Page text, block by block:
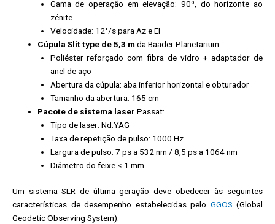
Gama de operação em elevação: 90º, do horizonte ao
zénite
Velocidade: 12°/s para Az e El
Cúpula Slit type de 5,3 m da Baader Planetarium:
Poliéster reforçado com fibra de vidro + adaptador de
anel de aço
Abertura da cúpula: aba inferior horizontal e obturador
Tamanho da abertura: 165 cm
Pacote de sistema laser Passat:
Tipo de laser: Nd:YAG
Taxa de repetição de pulso: 1000 Hz
Largura de pulso: 7 ps a 532 nm / 8,5 ps a 1064 nm
Diâmetro do feixe < 1 mm
Um sistema SLR de última geração deve obedecer às seguintes
características de desempenho estabelecidas pelo GGOS (Global
Geodetic Observing System):